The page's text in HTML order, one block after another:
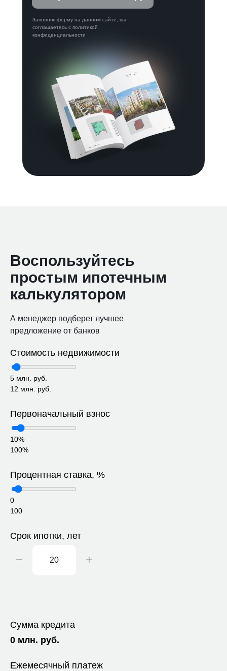
Заполняя форму на данном сайте, вы
соглашаетесь с политикой
конфиденциальности
Воспользуйтесь
простым ипотечным
калькулятором
А менеджер подберет лучшее
предложение от банков
Стоимость недвижимости
5 млн. руб.
12 млн. руб.
Первоначальный взнос
10%
100%
Процентная ставка, %
0
100
Срок ипотки, лет
Сумма кредита
0 млн. руб.
Ежемесячный платеж